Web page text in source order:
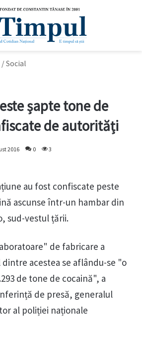
/Social
șapte tone de
de autorități
2016 0 3
au fost confiscate peste
ascunse într-un hambar din
sud-vestul țării.
de fabricare a
acestea se aflându-se "o
de tone de cocaină", a
de presă, generalul
al poliției naționale